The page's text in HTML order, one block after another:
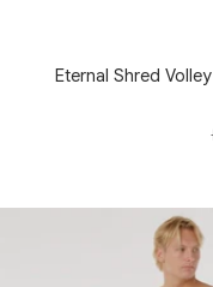
מכנסי גלישה לילדים - Eternal Shred Volley